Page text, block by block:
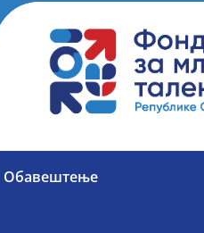
Обавештење